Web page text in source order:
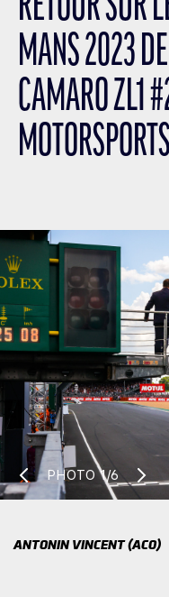
MANS 2023
CAMARO ZL1
MOTORSPORTS
PHOTO1/6
ANTONIN VINCENT (ACO)